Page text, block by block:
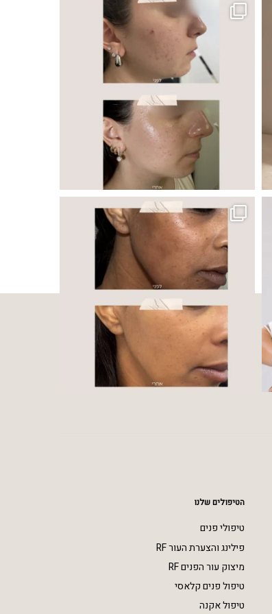
הטיפולים שלנו
טיפולי פנים
פילינג והצערת העור RF
מיצוק עור הפנים RF
טיפול פנים קלאסי
טיפול אקנה